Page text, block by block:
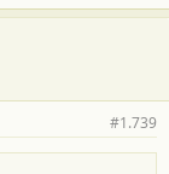
#1.739